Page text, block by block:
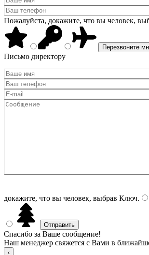
Пожалуйста, докажите, что вы человек,
Письмо директору
докажите, что вы человек, выбрав Ключ.
Спасибо за Ваше сообщение!
Наш менеджер свяжется с Вами в